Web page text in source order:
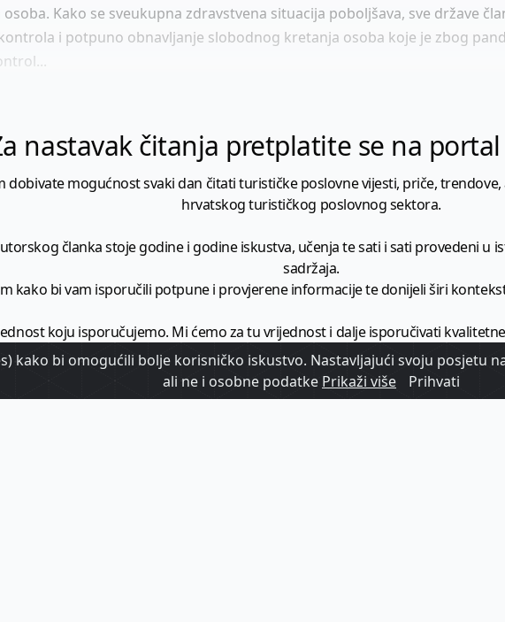
Kako se sveukupna zdravstvena situacija poboljšava, sve države
i potpuno obnavljanje slobodnog kretanja osoba koje je zbog
nastavak čitanja pretplatite se na
dobivate mogućnost svaki dan čitati turističke poslovne vijesti, priče,
hrvatskog turističkog poslovnog sektora.
članka stoje godine i godine iskustva, učenja te sati i sati provedeni u
sadržaja.
kako bi vam isporučili potpune i provjerene informacije te donijeli širi
koju isporučujemo. Mi ćemo za tu vrijednost i dalje isporučivati
minimalno1728 članaka godišnje
HrTurizam - vaš izvor informacija iz poslovnog svijeta hrvatskog
kako bi omogućili bolje korisničko iskustvo. Nastavljajući svoju posjetu
ali ne i osobne podatke Prikaži više Prihvati